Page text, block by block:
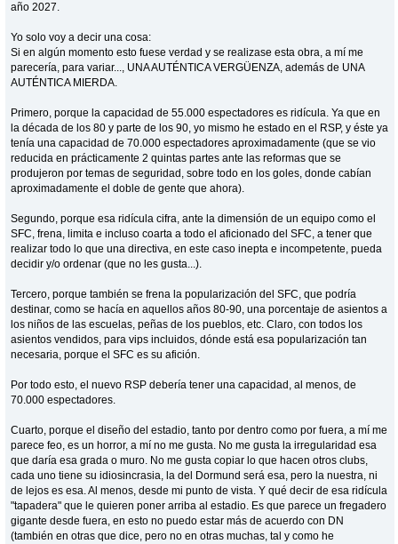
año 2027.
Yo solo voy a decir una cosa:
Si en algún momento esto fuese verdad y se realizase esta obra, a mí me
parecería, para variar..., UNA AUTÉNTICA VERGÜENZA, además de UNA
AUTÉNTICA MIERDA.
Primero, porque la capacidad de 55.000 espectadores es ridícula. Ya que en
la década de los 80 y parte de los 90, yo mismo he estado en el RSP, y éste ya
tenía una capacidad de 70.000 espectadores aproximadamente (que se vio
reducida en prácticamente 2 quintas partes ante las reformas que se
produjeron por temas de seguridad, sobre todo en los goles, donde cabían
aproximadamente el doble de gente que ahora).
Segundo, porque esa ridícula cifra, ante la dimensión de un equipo como el
SFC, frena, limita e incluso coarta a todo el aficionado del SFC, a tener que
realizar todo lo que una directiva, en este caso inepta e incompetente, pueda
decidir y/o ordenar (que no les gusta...).
Tercero, porque también se frena la popularización del SFC, que podría
destinar, como se hacía en aquellos años 80-90, una porcentaje de asientos a
los niños de las escuelas, peñas de los pueblos, etc. Claro, con todos los
asientos vendidos, para vips incluidos, dónde está esa popularización tan
necesaria, porque el SFC es su afición.
Por todo esto, el nuevo RSP debería tener una capacidad, al menos, de
70.000 espectadores.
Cuarto, porque el diseño del estadio, tanto por dentro como por fuera, a mí me
parece feo, es un horror, a mí no me gusta. No me gusta la irregularidad esa
que daría esa grada o muro. No me gusta copiar lo que hacen otros clubs,
cada uno tiene su idiosincrasia, la del Dormund será esa, pero la nuestra, ni
de lejos es esa. Al menos, desde mi punto de vista. Y qué decir de esa ridícula
"tapadera" que le quieren poner arriba al estadio. Es que parece un fregadero
gigante desde fuera, en esto no puedo estar más de acuerdo con DN
(también en otras que dice, pero no en otras muchas, tal y como he